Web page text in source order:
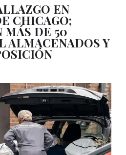
EN
CHICAGO;
MÁS DE 50
ALMACENADOS Y